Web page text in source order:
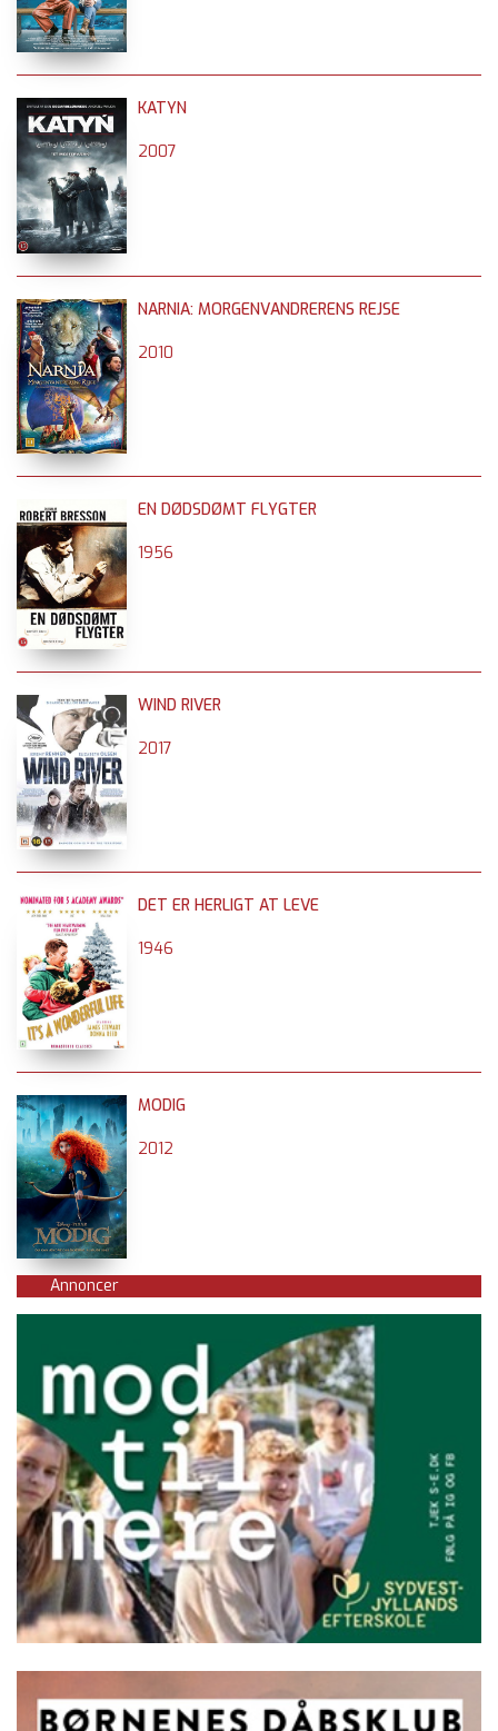
KATYN
2007
NARNIA: MORGENVANDRERENS REJSE
2010
EN DØDSDØMT FLYGTER
1956
WIND RIVER
2017
DET ER HERLIGT AT LEVE
1946
MODIG
2012
Annoncer